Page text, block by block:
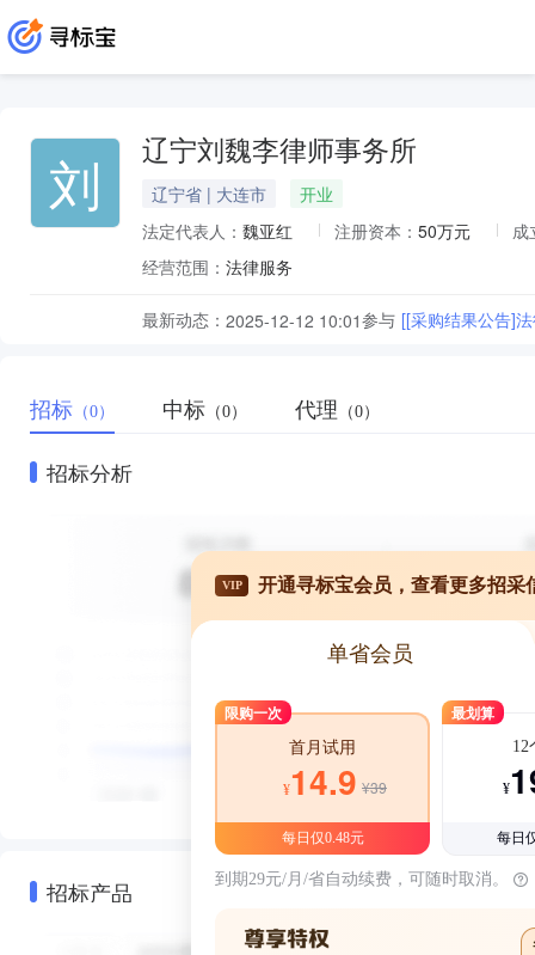
刘 辽宁刘魏李律师事务所
辽宁省 | 大连市
开业
法定代表人： 魏亚红 注册资本： 50万元
成
经营范围： 法律服务
最新动态： 2025-12-12 10:01参与 [[采购结果公告]
招标 （0） 中标 （0） 代理 （0）
招标分析
招标产品
VIP 开通寻标宝会员，查看更多招采
单省会员
限购一次
首月试用
¥14.9 ¥39
每日仅0.48元
最划算
12
¥
每日
到期29元/月/省自动续费，可随时取消。